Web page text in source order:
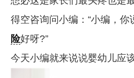
得空咨询问小编：“小编，你
险好呀?”
今天小编就来说说婴幼儿应